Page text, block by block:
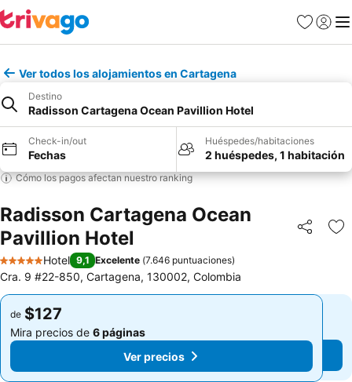
Favoritos
Iniciar
Ver todos los alojamientos en Cartagena
Destino
Radisson Cartagena Ocean Pavillion Hotel
Check-in/out
Fechas
Huéspedes/habitaciones
2 huéspedes, 1 habitación
Cómo los pagos afectan nuestro ranking
Radisson Cartagena Ocean
Pavillion Hotel
Compartir
5 Estrellas
Hotel 9,1 Excelente (7.646 puntuaciones)
Cra. 9 #22-850, Cartagena, 130002, Colombia
de $127
Mira precios de 6 páginas
Ver precios
de $127
Mira precios de 6 páginas
Ver precios